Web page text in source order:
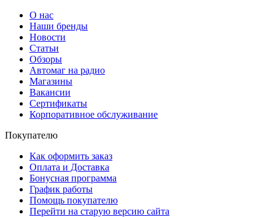
О нас
Наши бренды
Новости
Статьи
Обзоры
Автомаг на радио
Магазины
Вакансии
Сертификаты
Корпоративное обслуживание
Покупателю
Как оформить заказ
Оплата и Доставка
Бонусная программа
График работы
Помощь покупателю
Перейти на старую версию сайта